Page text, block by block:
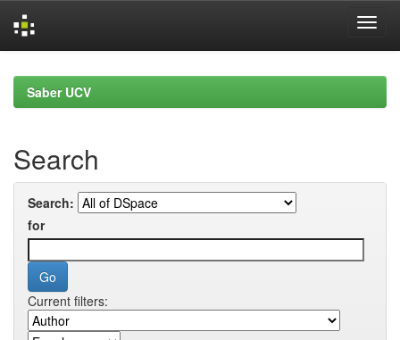
navigationSaber UCV
Search
Search:
for
Current filters: